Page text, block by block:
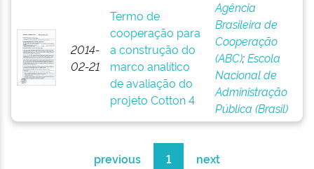
2014-
02-21
Termo de
cooperação para
a construção do
marco analítico
de avaliação do
projeto Cotton 4
Agência
Brasileira de
Cooperação
(ABC);Escola
Nacional de
Administração
Pública (Brasil)
previous 1 next